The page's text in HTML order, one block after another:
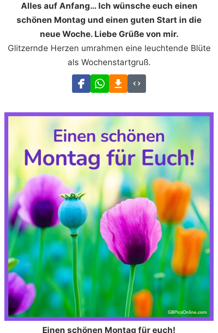
Alles auf Anfang… Ich wünsche euch einen
schönen Montag und einen guten Start in die
neue Woche. Liebe Grüße von mir.
Glitzernde Herzen umrahmen eine leuchtende Blüte
als Wochenstartgruß.
Einen schönen Montag für euch!